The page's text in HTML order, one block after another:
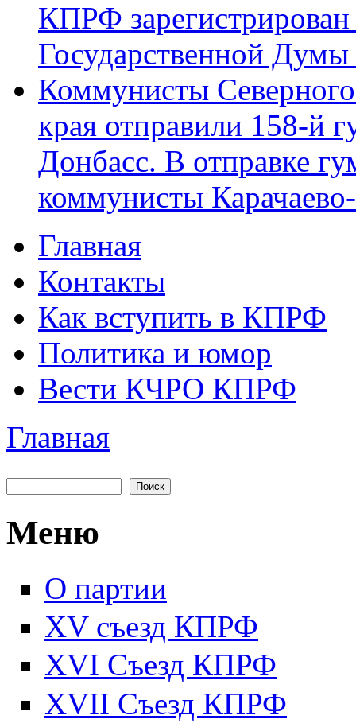
КПРФ
Государственной
Коммунисты Северного
края отправили 158-й
Донбасс. В отправке
коммунисты
Главное меню
Главная
Контакты
Как вступить в КПРФ
Политика и юмор
Вести КЧРО КПРФ
Вы здесь
Главная
Форма поиска
Меню
О партии
XV съезд КПРФ
XVI Съезд КПРФ
XVII Cъезд КПРФ